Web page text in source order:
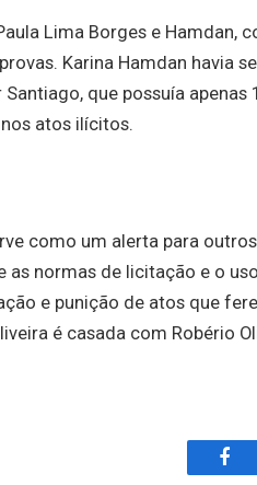
Lima Borges e Hamdan,
Karina Hamdan havia
que possuía
atos ilícitos.
como um alerta para
normas de licitação e o
e punição de atos que
é casada com Robério